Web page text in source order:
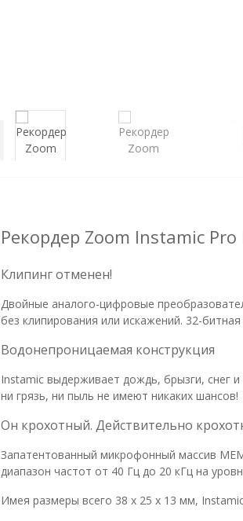
Рекордер Zoom Instamic Pro
Клипинг отменен!
Двойные аналого-цифровые
без клипирования или искажений. 32-
Водонепроницаемая конструкция
Instamic выдерживает дождь, брызги, снег
ни грязь, ни пыль не имеют никаких шансов!
Он крохотный. Действительно
Запатентованный микрофонный массив
диапазон частот от 40 Гц до 20 кГц на
Имея размеры всего 38 x 25 x 13 мм,